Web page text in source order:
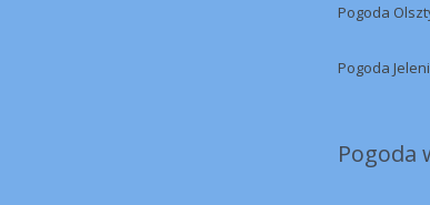
Pogoda
Pogoda
Pogoda